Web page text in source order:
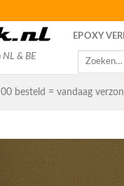
NL & BE
EPOXY
Zoeken
besteld = vandaag